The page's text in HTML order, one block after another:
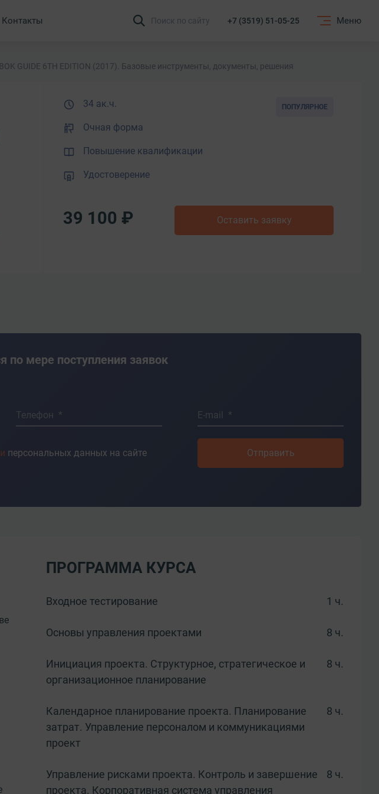
Контакты Поиск по сайту +7 (3519) 51-05-25 Меню
GUIDE 6TH EDITION (2017). Базовые инструменты, документы, решения
ПОПУЛЯРНОЕ
34 ак.ч.
Очная форма
Повышение квалификации
Удостоверение
39 100 ₽ Оставить заявку
мере поступления заявок
Телефон * E-mail *
персональных данных на сайте Отправить
ПРОГРАММА КУРСА
Входное тестирование 1 ч.
Основы управления проектами 8 ч.
Инициация проекта. Структурное, стратегическое и
организационное планирование
8 ч.
Календарное планирование проекта. Планирование
затрат. Управление персоналом и коммуникациями
проект
8 ч.
Управление рисками проекта. Контроль и завершение
проекта. Корпоративная система управления
8 ч.